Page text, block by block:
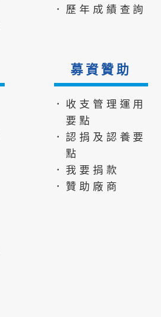
．歷年成績查詢
募資贊助
．收支管理運用
要點
．認捐及認養要
點
．我要捐款
．贊助廠商